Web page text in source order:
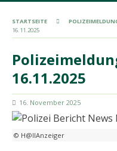
STARTSEITE
16.11.2025
16.11.2025
16. November 2025
© H@llAnzeiger